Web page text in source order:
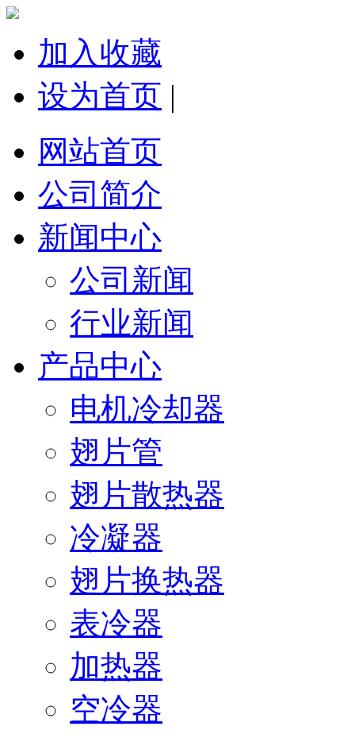
加入收藏
设为首页 |
网站首页
公司简介
新闻中心
公司新闻
行业新闻
产品中心
电机冷却器
翅片管
翅片散热器
冷凝器
翅片换热器
表冷器
加热器
空冷器